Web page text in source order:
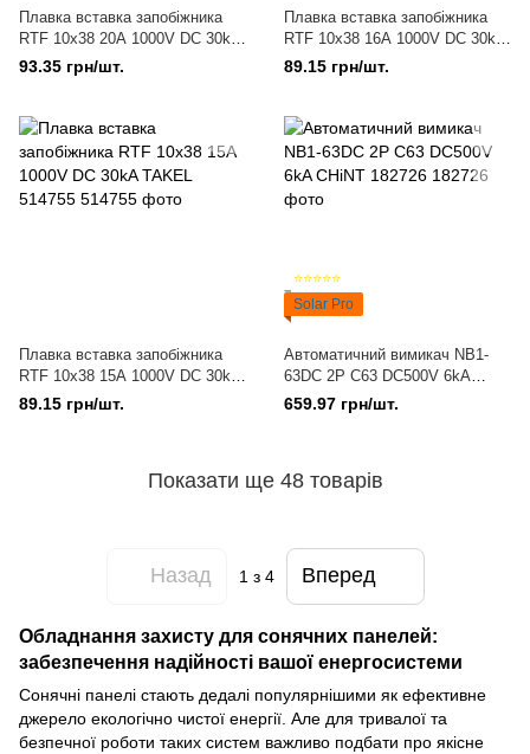
Плавка вставка запобіжника
RTF 10х38 20А 1000V DC 30kA
TAKEL 514757
93.35 грн/шт.
Плавка вставка запобіжника
RTF 10х38 16А 1000V DC 30kA
TAKEL
89.15 грн/шт.
Плавка вставка запобіжника
RTF 10х38 15А 1000V DC 30kA
TAKEL 514755
89.15 грн/шт.
⭐⭐⭐⭐⭐
Solar Pro
Автоматичний вимикач NB1-
63DC 2P C63 DC500V 6kA
CHiNT 182726
659.97 грн/шт.
Показати ще 48 товарів
Назад 1 з 4 Вперед
Обладнання захисту для сонячних панелей:
забезпечення надійності вашої енергосистеми
Сонячні панелі стають дедалі популярнішими як ефективне
джерело екологічно чистої енергії. Але для тривалої та
безпечної роботи таких систем важливо подбати про якісне